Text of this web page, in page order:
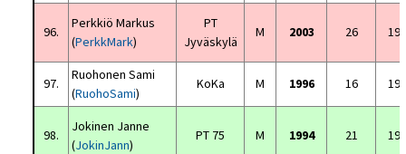
96.
Perkkiö Markus
(PerkkMark)
PT
Jyväskylä
M 2003 26
97.
Ruohonen Sami
(RuohoSami)
KoKa M 1996 16
98.
Jokinen Janne
(JokinJann)
PT 75 M 1994 21